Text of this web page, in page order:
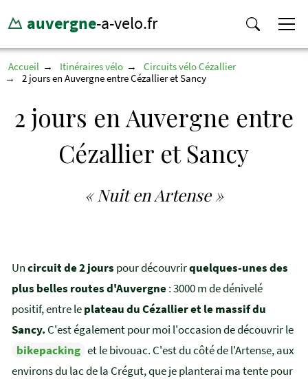
auvergne-a-velo.fr
Accueil Itinéraires vélo
Circuits vélo Cézallier
2 jours en Auvergne entre Cézallier et Sancy
2 jours en Auvergne entre
Cézallier et Sancy
« Nuit en Artense »
Uncircuit de 2 jours pour découvrirquelques-unes des
plus belles routes d'Auvergne: 3000 m de dénivelé
positif, entre leplateau du Cézallier et le massif du
Sancy. C'est également pour moi l'occasion de découvrir le
bikepacking et le bivouac. C'est du côté de l'Artense, aux
environs du lac de la Crégut, que je planterai ma tente pour